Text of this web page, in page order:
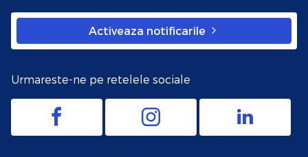
Activeaza notificarile
Urmareste-ne pe retelele sociale